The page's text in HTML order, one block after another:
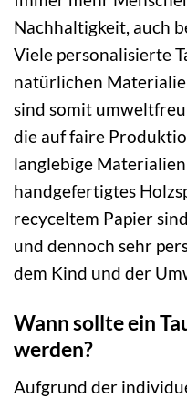
Nachhaltigkeit, auch
Viele personalisierte
natürlichen
sind somit
die auf faire
langlebige Materialien
handgefertigtes
recyceltem Papier
und dennoch sehr
dem Kind und der
Wann sollte ein
werden?
Aufgrund der